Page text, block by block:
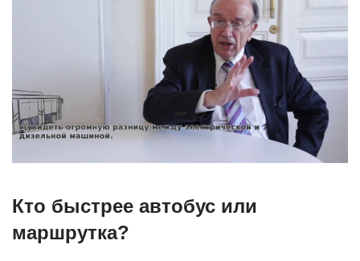
Кто быстрее автобус или
маршрутка?